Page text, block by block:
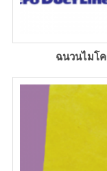
ฉนวนไมโ